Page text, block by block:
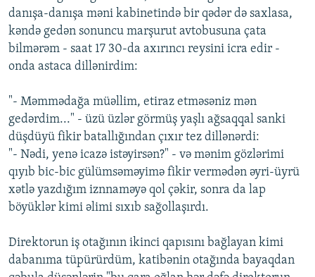
danışa-danışa məni kabinetində bir qədər də saxlasa,
kəndə gedən sonuncu marşurut avtobusuna çata
bilmərəm - saat 17 30-da axırıncı reysini icra edir -
onda astaca dillənirdim:
"- Məmmədağa müəllim, etiraz etməsəniz mən
gedərdim..." - üzü üzlər görmüş yaşlı ağsaqqal sanki
düşdüyü fikir batallığından çıxır tez dillənərdi:
"- Nədi, yenə icazə istəyirsən?" - və mənim gözlərimi
qıyıb bic-bic gülümsəməyimə fikir vermədən əyri-üyrü
xətlə yazdığım iznnaməyə qol çəkir, sonra da lap
böyüklər kimi əlimi sıxıb sağollaşırdı.
Direktorun iş otağının ikinci qapısını bağlayan kimi
dabanıma tüpürürdüm, katibənin otağında bayaqdan